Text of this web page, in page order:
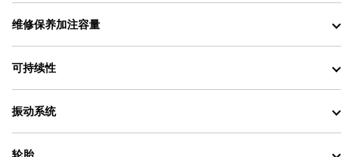
维修保养加注容量
可持续性
振动系统